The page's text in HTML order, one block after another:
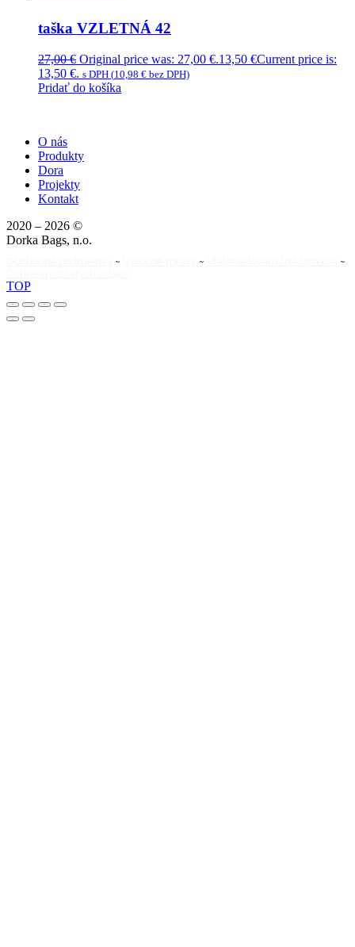
taška VZLETNÁ 42
27,00€ Original price was: 27,00 €.13,50 €Current price is:
13,50 €. s DPH (10,98 € bez DPH)
Pridať do košíka
O nás
Produkty
Dora
Projekty
Kontakt
2020 – 2026 ©
Dorka Bags, n.o.
~ ~
~
TOP